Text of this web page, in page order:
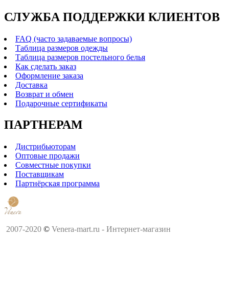
СЛУЖБА ПОДДЕРЖКИ КЛИЕНТОВ
FAQ (часто задаваемые вопросы)
Таблица размеров одежды
Таблица размеров постельного белья
Как сделать заказ
Оформление заказа
Доставка
Возврат и обмен
Подарочные сертификаты
ПАРТНЕРАМ
Дистрибьюторам
Оптовые продажи
Совместные покупки
Поставщикам
Партнёрская программа
2007-2020 © Venera-mart.ru - Интернет-магазин